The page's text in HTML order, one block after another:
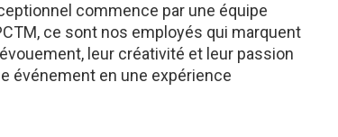
commence par une équipe
ce sont nos employés qui marquent
leur créativité et leur passion
événement en une expérience